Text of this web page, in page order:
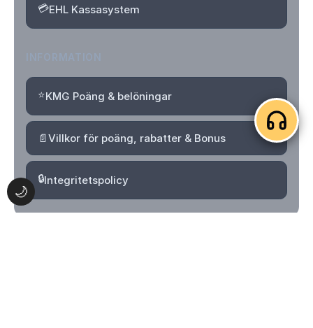
🌙
💳EHL Kassasystem
⭐KMG Poäng & belöningar
📄Villkor för poäng, rabatter & Bonus
🔒Integritetspolicy